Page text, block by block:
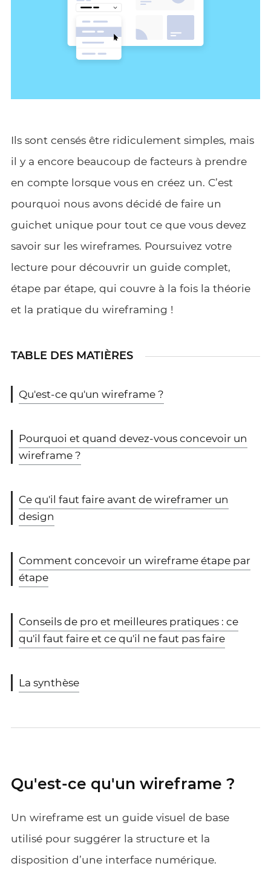
Ils sont censés être ridiculement simples, mais
il y a encore beaucoup de facteurs à prendre
en compte lorsque vous en créez un. C’est
pourquoi nous avons décidé de faire un
guichet unique pour tout ce que vous devez
savoir sur les wireframes. Poursuivez votre
lecture pour découvrir un guide complet,
étape par étape, qui couvre à la fois la théorie
et la pratique du wireframing !
TABLE DES MATIÈRES
Qu'est-ce qu'un wireframe ?
Pourquoi et quand devez-vous concevoir un
wireframe ?
Ce qu'il faut faire avant de wireframer un
design
Comment concevoir un wireframe étape par
étape
Conseils de pro et meilleures pratiques : ce
qu'il faut faire et ce qu'il ne faut pas faire
La synthèse
Qu'est-ce qu'un wireframe ?
Un wireframe est un guide visuel de base
utilisé pour suggérer la structure et la
disposition d’une interface numérique.